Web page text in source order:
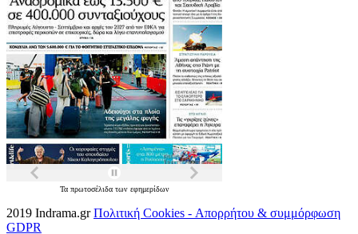
Τα πρωτοσέλιδα των εφημερίδων
2019 Indrama.grΠολιτική Cookies - Απορρήτου & συμμόρφωση
GDPR